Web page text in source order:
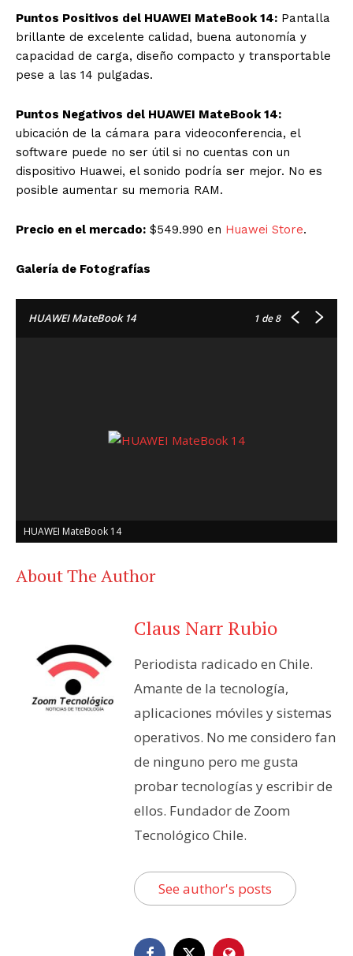
Puntos Positivos del HUAWEI MateBook 14: Pantalla
brillante de excelente calidad, buena autonomía y
capacidad de carga, diseño compacto y transportable
pese a las 14 pulgadas.
Puntos Negativos del HUAWEI MateBook 14:
ubicación de la cámara para videoconferencia, el
software puede no ser útil si no cuentas con un
dispositivo Huawei, el sonido podría ser mejor. No es
posible aumentar su memoria RAM.
Precio en el mercado: $549.990 en Huawei Store.
Galería de Fotografías
HUAWEI MateBook 14 1 de 8
HUAWEI MateBook 14
About The Author
Claus Narr Rubio
Periodista radicado en Chile.
Amante de la tecnología,
aplicaciones móviles y sistemas
operativos. No me considero fan
de ninguno pero me gusta
probar tecnologías y escribir de
ellos. Fundador de Zoom
Tecnológico Chile.
See author's posts